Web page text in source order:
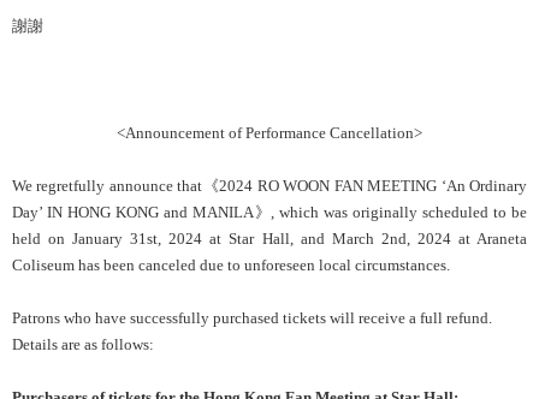
謝謝
<Announcement of Performance Cancellation>
We regretfully announce that《2024 RO WOON FAN MEETING ‘An Ordinary
Day’ IN HONG KONG and MANILA》, which was originally scheduled to be
held on January 31st, 2024 at Star Hall, and March 2nd, 2024 at Araneta
Coliseum has been canceled due to unforeseen local circumstances.
Patrons who have successfully purchased tickets will receive a full refund.
Details are as follows: